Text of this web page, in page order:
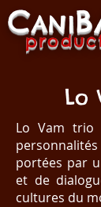
CANIB
produ
Lo
Lo Vam trio
portées par
et de
cultures du